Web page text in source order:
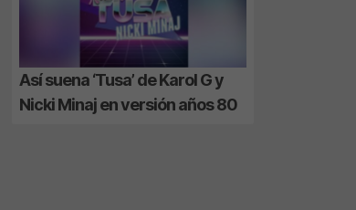
Así suena ‘Tusa’ de Karol G y
Nicki Minaj en versión años 80